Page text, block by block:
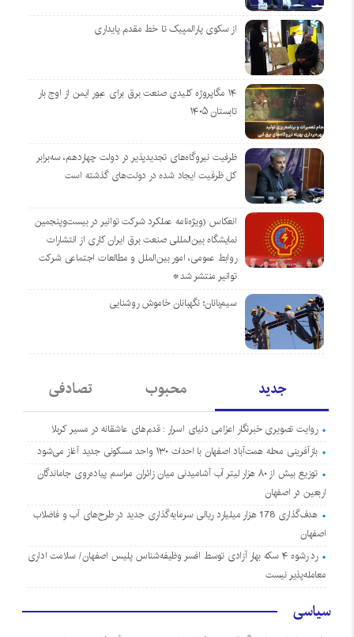
از سکوی پارالمپیک تا خط مقدم پایداری
۱۴ مگاپروژه‌ کلیدی صنعت برق برای عبور ایمن از اوج بار
تابستان ۱۴۰۵
ظرفیت نیروگاه‌های تجدیدپذیر در دولت چهاردهم، سه‌برابر
کل ظرفیت ایجاد شده در دولت‌های گذشته است
انعکاس (ویژه‌نامه عملکرد شرکت توانیر در بیست‌وپنجمین
نمایشگاه بین‌المللی صنعت برق ایران کاری از انتشارات
روابط عمومی، امور بین‌الملل و مطالعات اجتماعی شرکت
توانیر منتشر شد*
سیم‌بانان؛ نگهبانان خاموش روشنایی
جدید محبوب تصادفی
روایت تصویری خبرنگار اعزامی دنیای اسرار : قدم‌های عاشقانه در مسیر کربلا
بازآفرینی محله همت‌آباد اصفهان با احداث ۱۳۰ واحد مسکونی جدید آغاز می‌شود
توزیع بیش از ۸۰ هزار لیتر آب آشامیدنی میان زائران مراسم پیاده‌روی جاماندگان
اربعین در اصفهان
هدف‌گذاری 178 هزار میلیارد ریالی سرمایه‌گذاری جدید در طرح‌های آب و فاضلاب
اصفهان
رد رشوه ۴ سکه بهار آزادی توسط افسر وظیفه‌شناس پلیس اصفهان/ سلامت اداری
معامله‌پذیر نیست
سیاسی